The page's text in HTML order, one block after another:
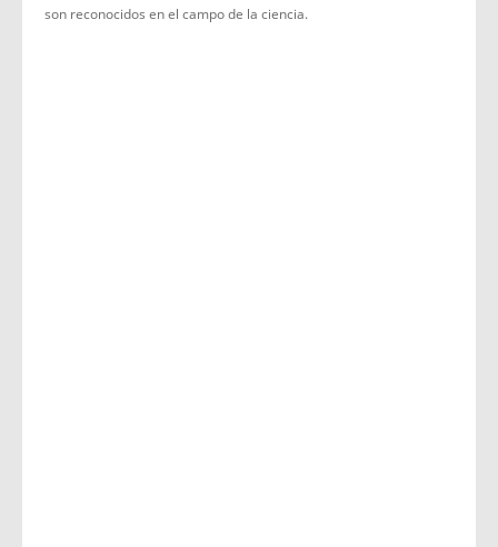
son reconocidos en el campo de la ciencia.